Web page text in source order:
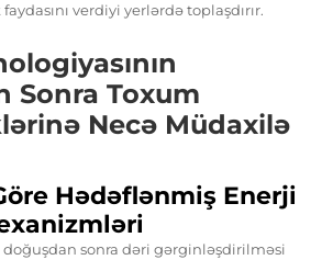
verdiyi yerlərdə toplaşdırır.
Sonra Toxum
Necə Müdaxilə
Hədəflənmiş Enerji
doğuşdan sonra dəri gərginləşdirilməsi